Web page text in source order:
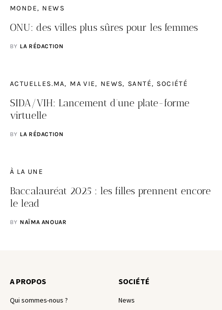
MONDE NEWS
ONU: des villes plus sûres pour les femmes
BY LA RÉDACTION
ACTUELLES.MA MA VIE NEWS SANTÉ SOCIÉTÉ
SIDA/VIH: Lancement d’une plate-forme
virtuelle
BY LA RÉDACTION
À LA UNE
Baccalauréat 2025 : les filles prennent encore
le lead
BY NAÏMA ANOUAR
A PROPOS
Qui sommes-nous ?
SOCIÉTÉ
News